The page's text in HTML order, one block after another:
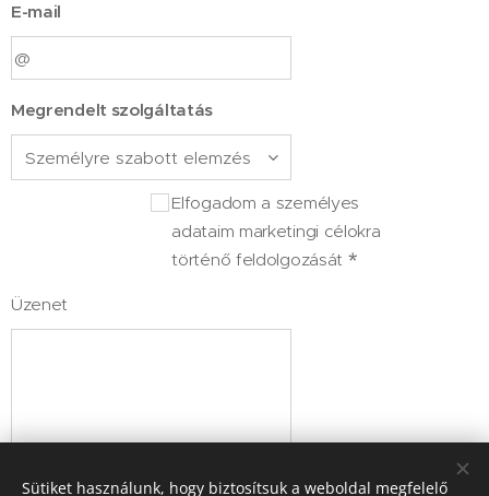
E-mail
Megrendelt szolgáltatás
Elfogadom a személyes
adataim marketingi célokra
történő feldolgozását
Üzenet
Sütiket használunk, hogy biztosítsuk a weboldal megfelelő